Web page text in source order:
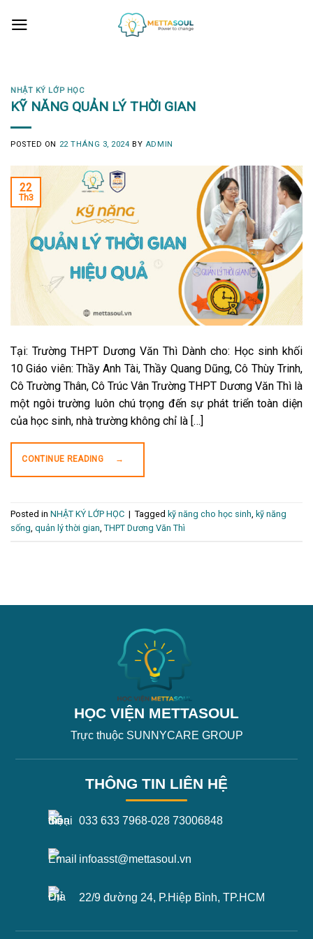
NHẬT KÝ LỚP HỌC
KỸ NĂNG QUẢN LÝ THỜI GIAN
POSTED ON 22 THÁNG 3, 2024 BY ADMIN
22
Th3
Tại: Trường THPT Dương Văn Thì Dành cho: Học sinh khối
10 Giáo viên: Thầy Anh Tài, Thầy Quang Dũng, Cô Thùy Trinh,
Cô Trường Thân, Cô Trúc Vân Trường THPT Dương Văn Thì là
một ngôi trường luôn chú trọng đến sự phát triển toàn diện
của học sinh, nhà trường không chỉ là […]
CONTINUE READING →
Posted in NHẬT KÝ LỚP HỌC | Tagged kỹ năng cho học sinh kỹ năng
sống quản lý thời gian THPT Dương Văn Thì
HỌC VIỆN METTASOUL
Trực thuộc SUNNYCARE GROUP
THÔNG TIN LIÊN HỆ
033 633 7968-028 73006848
infoasst@mettasoul.vn
22/9 đường 24, P.Hiệp Bình, TP.HCM